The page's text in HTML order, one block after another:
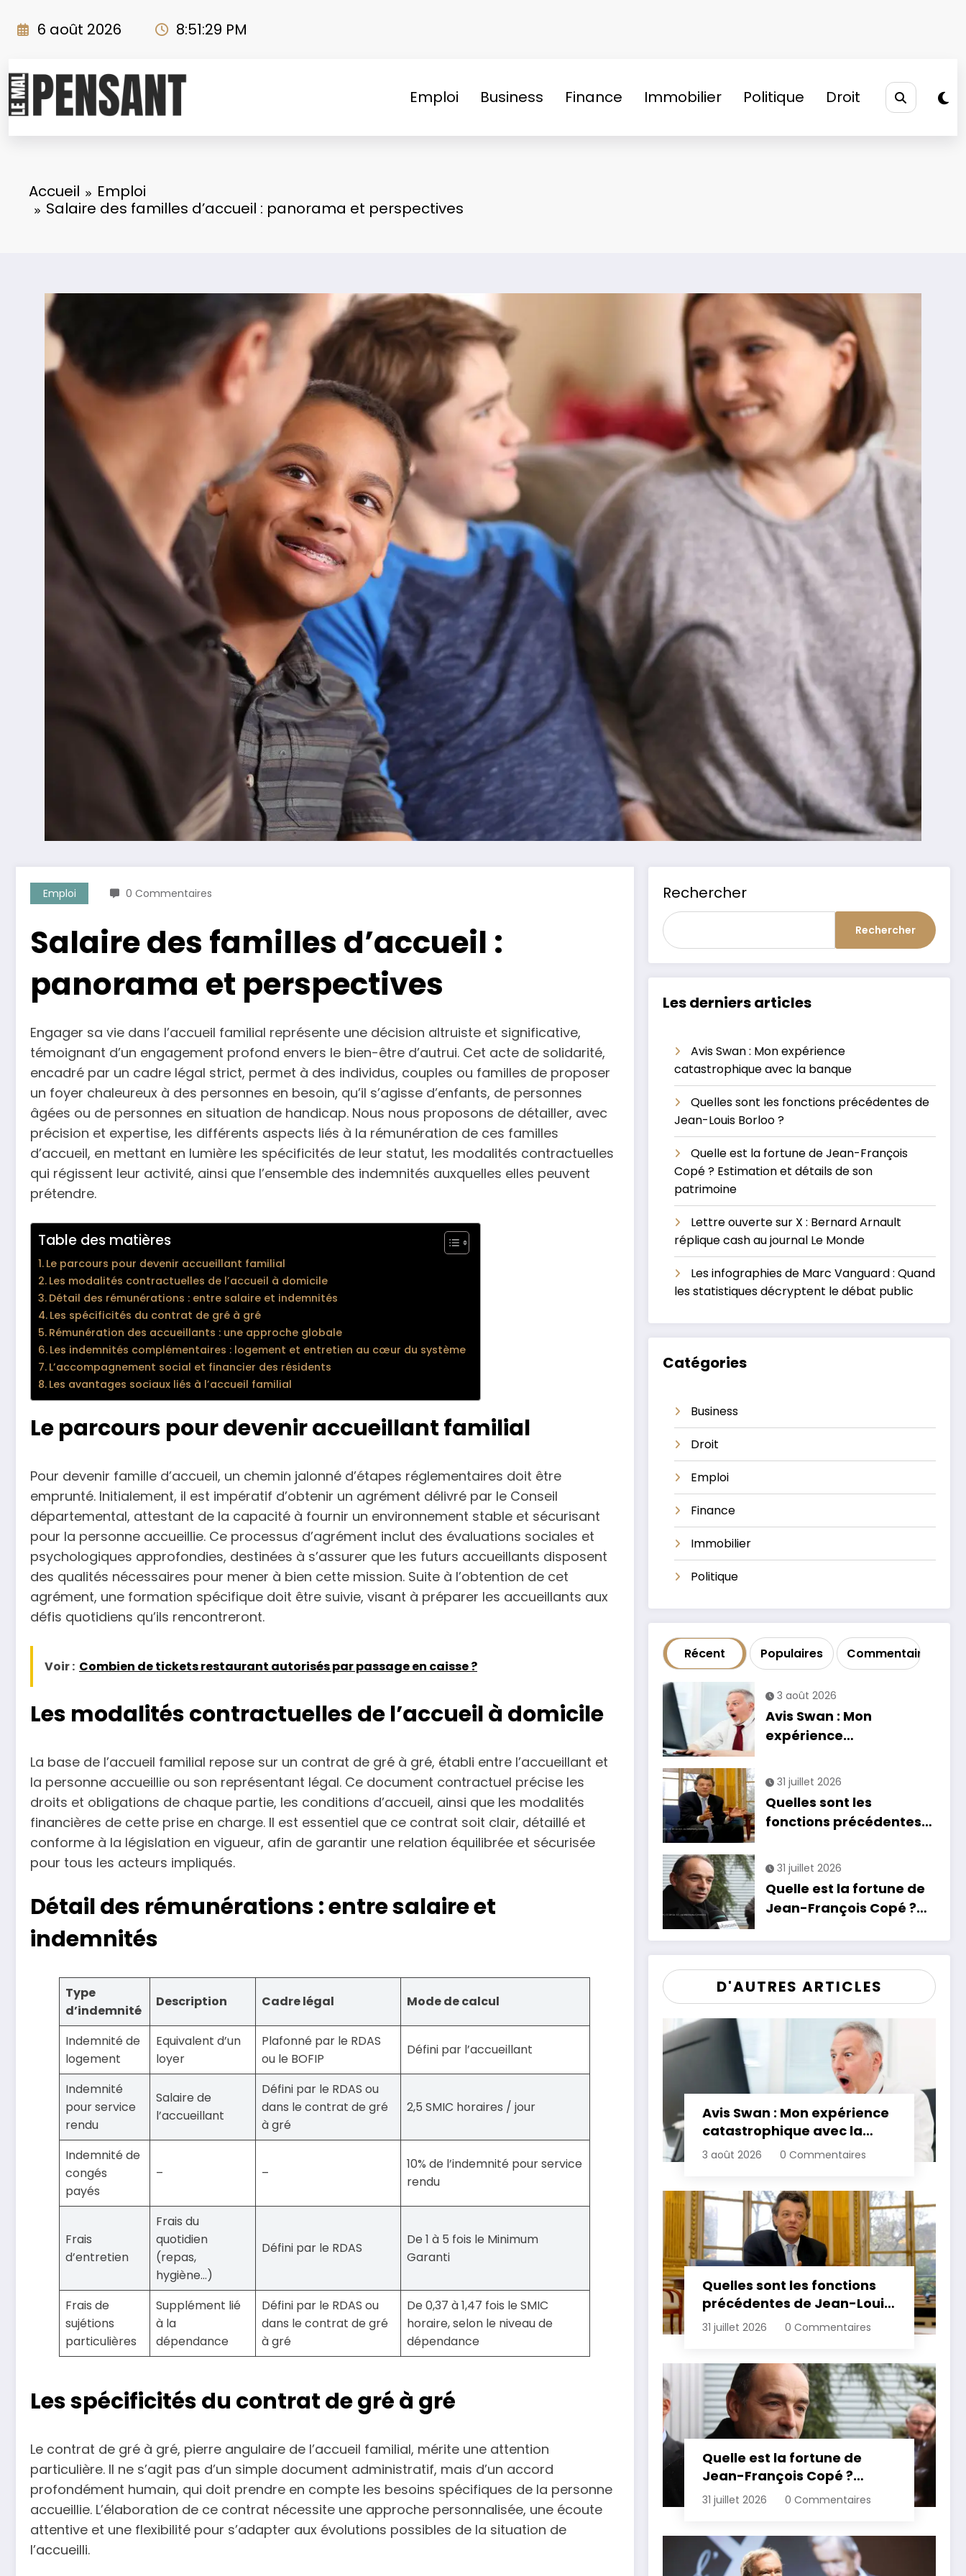
6 août 2026 8:51:31 PM
Emploi Business Finance Immobilier Politique Droit
Accueil
Emploi
Salaire des familles d’accueil : panorama et perspectives
Emploi 0 Commentaires
Salaire des familles d’accueil :
panorama et perspectives
Engager sa vie dans l’accueil familial représente une décision altruiste et significative,
témoignant d’un engagement profond envers le bien-être d’autrui. Cet acte de solidarité,
encadré par un cadre légal strict, permet à des individus, couples ou familles de proposer
un foyer chaleureux à des personnes en besoin, qu’il s’agisse d’enfants, de personnes
âgées ou de personnes en situation de handicap. Nous nous proposons de détailler, avec
précision et expertise, les différents aspects liés à la rémunération de ces familles
d’accueil, en mettant en lumière les spécificités de leur statut, les modalités contractuelles
qui régissent leur activité, ainsi que l’ensemble des indemnités auxquelles elles peuvent
prétendre.
Table des matières
Le parcours pour devenir accueillant familial
Les modalités contractuelles de l’accueil à domicile
Détail des rémunérations : entre salaire et indemnités
Les spécificités du contrat de gré à gré
Rémunération des accueillants : une approche globale
Les indemnités complémentaires : logement et entretien au cœur du système
L’accompagnement social et financier des résidents
Les avantages sociaux liés à l’accueil familial
Le parcours pour devenir accueillant familial
Pour devenir famille d’accueil, un chemin jalonné d’étapes réglementaires doit être
emprunté. Initialement, il est impératif d’obtenir un agrément délivré par le Conseil
départemental, attestant de la capacité à fournir un environnement stable et sécurisant
pour la personne accueillie. Ce processus d’agrément inclut des évaluations sociales et
psychologiques approfondies, destinées à s’assurer que les futurs accueillants disposent
des qualités nécessaires pour mener à bien cette mission. Suite à l’obtention de cet
agrément, une formation spécifique doit être suivie, visant à préparer les accueillants aux
défis quotidiens qu’ils rencontreront.
Voir : Combien de tickets restaurant autorisés par passage en caisse ?
Les modalités contractuelles de l’accueil à domicile
La base de l’accueil familial repose sur un contrat de gré à gré, établi entre l’accueillant et
la personne accueillie ou son représentant légal. Ce document contractuel précise les
droits et obligations de chaque partie, les conditions d’accueil, ainsi que les modalités
financières de cette prise en charge. Il est essentiel que ce contrat soit clair, détaillé et
conforme à la législation en vigueur, afin de garantir une relation équilibrée et sécurisée
pour tous les acteurs impliqués.
Détail des rémunérations : entre salaire et
indemnités
Type
d’indemnité
Description Cadre légal Mode de calcul
Indemnité de
logement
Equivalent d’un
loyer
Plafonné par le RDAS
ou le BOFIP
Défini par l’accueillant
Indemnité
pour service
rendu
Salaire de
l’accueillant
Défini par le RDAS ou
dans le contrat de gré
à gré
2,5 SMIC horaires / jour
Indemnité de
congés
payés
– –
10% de l’indemnité pour service
rendu
Frais
d’entretien
Frais du
quotidien
(repas,
hygiène…)
Défini par le RDAS
De 1 à 5 fois le Minimum
Garanti
Frais de
sujétions
particulières
Supplément lié
à la
dépendance
Défini par le RDAS ou
dans le contrat de gré
à gré
De 0,37 à 1,47 fois le SMIC
horaire, selon le niveau de
dépendance
Les spécificités du contrat de gré à gré
Le contrat de gré à gré, pierre angulaire de l’accueil familial, mérite une attention
particulière. Il ne s’agit pas d’un simple document administratif, mais d’un accord
profondément humain, qui doit prendre en compte les besoins spécifiques de la personne
accueillie. L’élaboration de ce contrat nécessite une approche personnalisée, une écoute
attentive et une flexibilité pour s’adapter aux évolutions possibles de la situation de
l’accueilli.
Rechercher
Rechercher
Les derniers articles
Avis Swan : Mon expérience
catastrophique avec la banque
Quelles sont les fonctions précédentes de
Jean-Louis Borloo ?
Quelle est la fortune de Jean-François
Copé ? Estimation et détails de son
patrimoine
Lettre ouverte sur X : Bernard Arnault
réplique cash au journal Le Monde
Les infographies de Marc Vanguard : Quand
les statistiques décryptent le débat public
Catégories
Business
Droit
Emploi
Finance
Immobilier
Politique
Récent Populaires Commentaire
3 août 2026
Avis Swan : Mon
expérience
banque
31 juillet 2026
Quelles sont les
fonctions précédentes
31 juillet 2026
Quelle est la fortune de
Jean-François Copé ?
son patrimoine
D'AUTRES ARTICLES
Avis Swan : Mon expérience
catastrophique avec la
banque
3 août 2026 0 Commentaires
Quelles sont les fonctions
précédentes de Jean-Louis
Borloo ?
31 juillet 2026 0 Commentaires
Quelle est la fortune de
Jean-François Copé ?
Estimation et détails de son
patrimoine
31 juillet 2026 0 Commentaires